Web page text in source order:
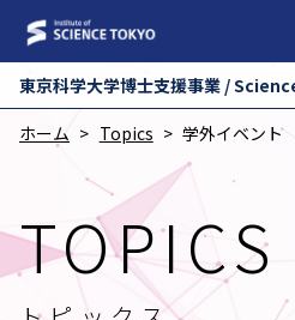
東京科学⼤学博⼠⽀援事業 /
ホーム
Topics 学外イベント
TOPICS